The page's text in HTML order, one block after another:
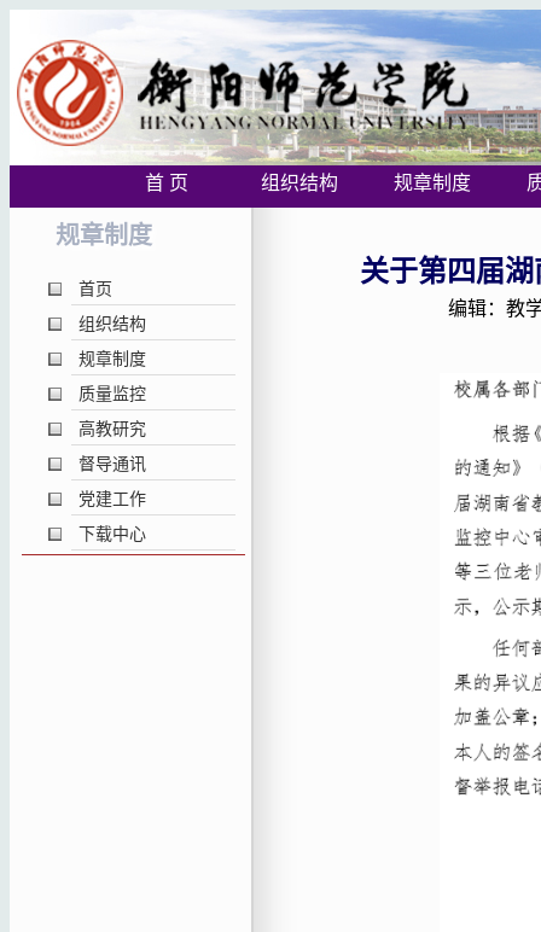
首 页 组织结构 规章制度
规章制度
首页
组织结构
规章制度
质量监控
高教研究
督导通讯
党建工作
下载中心
关于第四届
编辑：教